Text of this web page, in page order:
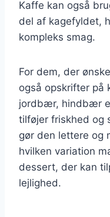
Kaffe kan også
del af kagefyldet,
kompleks smag.
For dem, der
også opskrifter på
jordbær, hindbær
tilføjer friskhed og
gør den lettere og
hvilken variation
dessert, der kan
lejlighed.